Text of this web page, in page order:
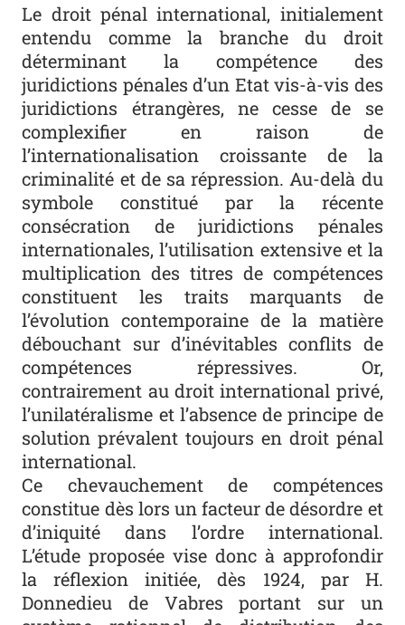
Le droit pénal international, initialement
entendu comme la branche du droit
déterminant la compétence des
juridictions pénales d’un Etat vis-à-vis des
juridictions étrangères, ne cesse de se
complexifier en raison de
l’internationalisation croissante de la
criminalité et de sa répression. Au-delà du
symbole constitué par la récente
consécration de juridictions pénales
internationales, l’utilisation extensive et la
multiplication des titres de compétences
constituent les traits marquants de
l’évolution contemporaine de la matière
débouchant sur d’inévitables conflits de
compétences répressives. Or,
contrairement au droit international privé,
l’unilatéralisme et l’absence de principe de
solution prévalent toujours en droit pénal
international.
Ce chevauchement de compétences
constitue dès lors un facteur de désordre et
d’iniquité dans l’ordre international.
L’étude proposée vise donc à approfondir
la réflexion initiée, dès 1924, par H.
Donnedieu de Vabres portant sur un